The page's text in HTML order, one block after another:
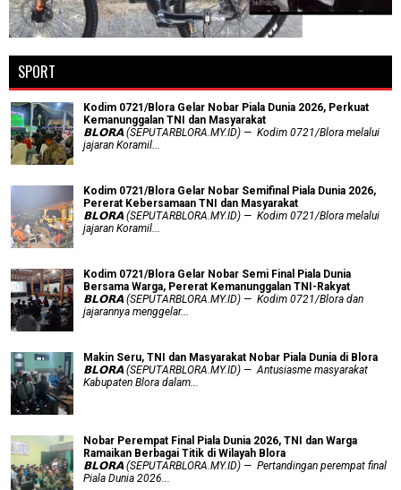
SPORT
Kodim 0721/Blora Gelar Nobar Piala Dunia 2026, Perkuat
Kemanunggalan TNI dan Masyarakat
𝗕𝗟𝗢𝗥𝗔 (SEPUTARBLORA.MY.ID) — Kodim 0721/Blora melalui
jajaran Koramil...
Kodim 0721/Blora Gelar Nobar Semifinal Piala Dunia 2026,
Pererat Kebersamaan TNI dan Masyarakat
𝗕𝗟𝗢𝗥𝗔 (SEPUTARBLORA.MY.ID) — Kodim 0721/Blora melalui
jajaran Koramil...
Kodim 0721/Blora Gelar Nobar Semi Final Piala Dunia
Bersama Warga, Pererat Kemanunggalan TNI-Rakyat
𝗕𝗟𝗢𝗥𝗔 (SEPUTARBLORA.MY.ID) — Kodim 0721/Blora dan
jajarannya menggelar...
Makin Seru, TNI dan Masyarakat Nobar Piala Dunia di Blora
𝗕𝗟𝗢𝗥𝗔 (SEPUTARBLORA.MY.ID) — Antusiasme masyarakat
Kabupaten Blora dalam...
Nobar Perempat Final Piala Dunia 2026, TNI dan Warga
Ramaikan Berbagai Titik di Wilayah Blora
𝗕𝗟𝗢𝗥𝗔 (SEPUTARBLORA.MY.ID) — Pertandingan perempat final
Piala Dunia 2026...